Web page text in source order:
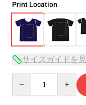
Print Location
サイズガイドを